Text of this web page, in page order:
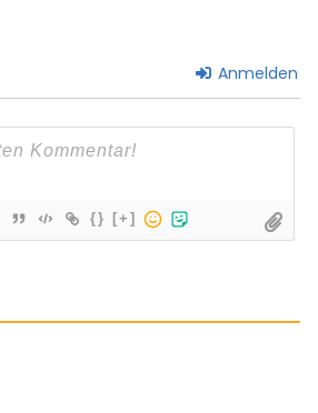
Anmelden
{} [+]